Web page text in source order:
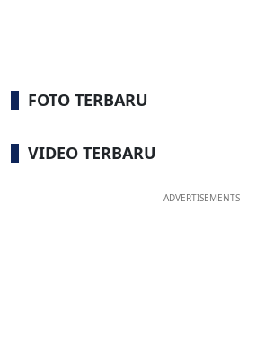
FOTO TERBARU
VIDEO TERBARU
ADVERTISEMENTS